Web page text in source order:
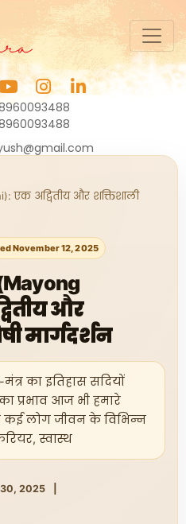
एक अद्वितीय और शक्तिशाली
November 12, 2025
और
मार्गदर्शन
का इतिहास सदियों
प्रभाव आज भी हमारे
कई लोग जीवन के विभिन्न
स्वास्थ
2025